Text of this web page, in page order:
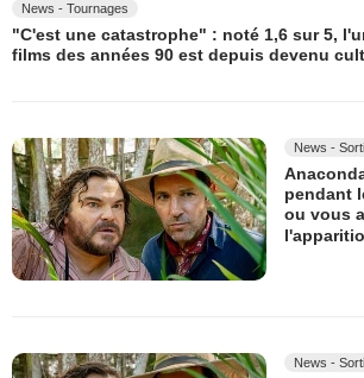
News - Tournages
"C'est une catastrophe" : noté 1,6 sur 5,
films des années 90 est depuis devenu
News -
pendant
ou vous
News -